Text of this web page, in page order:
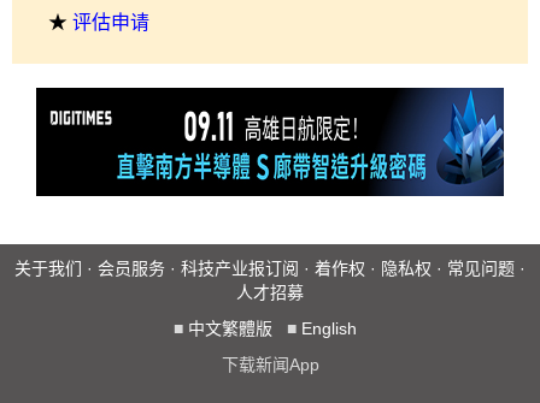
★ 评估申请
关于我们 · 会员服务 · 科技产业报订阅 · 着作权 · 隐私权 · 常见问题 ·
人才招募
■ 中文繁體版 ■ English
下载新闻App